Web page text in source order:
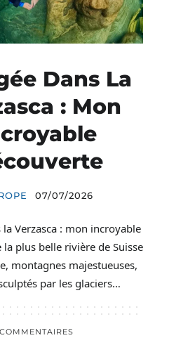
Dans La
: Mon
07/07/2026
la Verzasca : mon incroyable
plus belle rivière de Suisse
montagnes majestueuses,
par les glaciers…